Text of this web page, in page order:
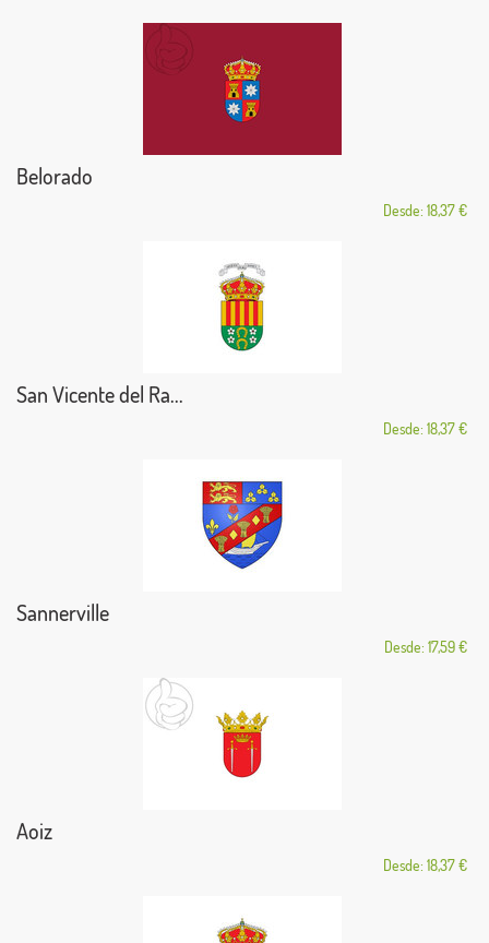
Belorado
Desde: 18,37 €
San Vicente del Ra...
Desde: 18,37 €
Sannerville
Desde: 17,59 €
Aoiz
Desde: 18,37 €